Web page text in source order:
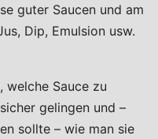
guter Saucen und am
Dip, Emulsion usw.
welche Sauce zu
gelingen und –
sollte – wie man sie